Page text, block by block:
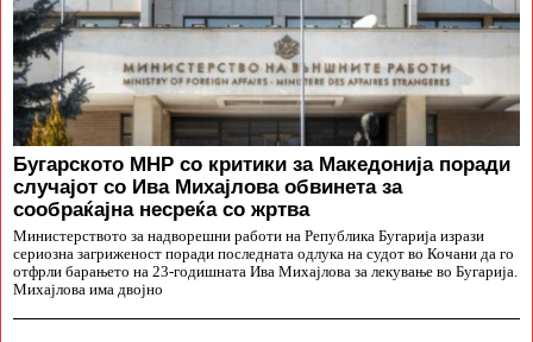
Бугарското МНР со критики за Македонија поради
случајот со Ива Михајлова обвинета за
сообраќајна несреќа со жртва
Министерството за надворешни работи на Република Бугарија изрази
сериозна загриженост поради последната одлука на судот во Кочани да го
отфрли барањето на 23-годишната Ива Михајлова за лекување во Бугарија.
Михајлова има двојно